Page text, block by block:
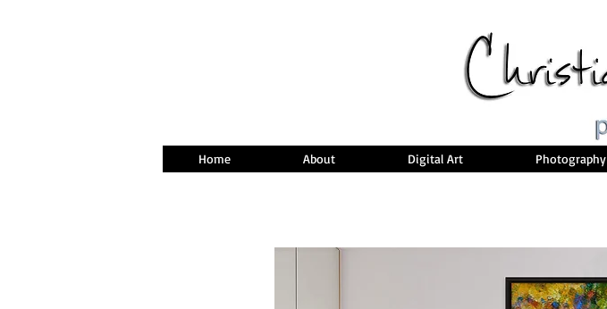
Home About Digital Art Photography